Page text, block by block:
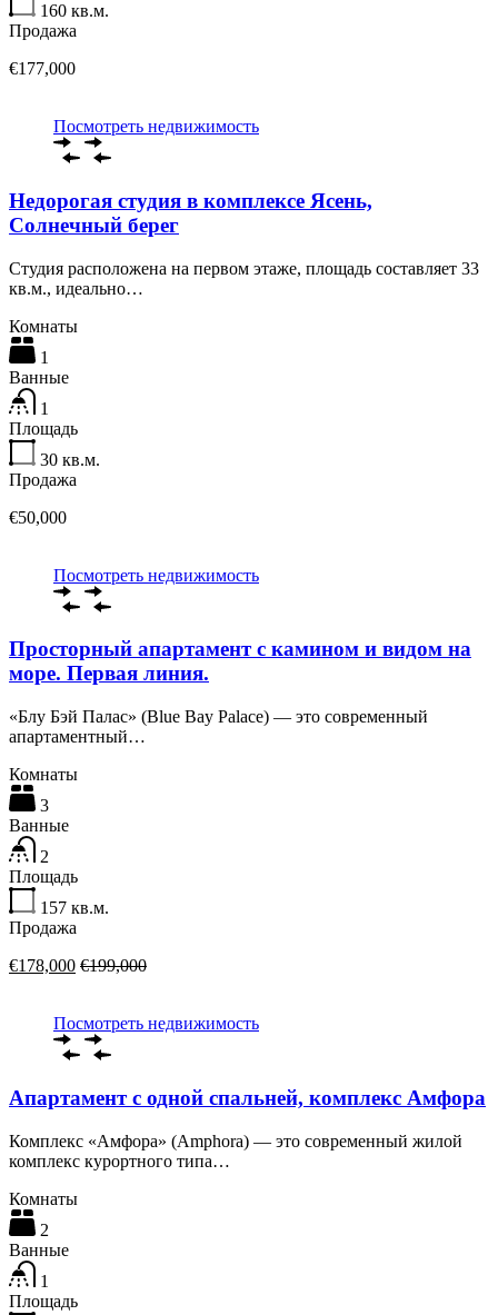
160 кв.м.
Продажа
€177,000
Посмотреть недвижимость
Недорогая студия в комплексе Ясень,
Солнечный берег
Студия расположена на первом этаже, площадь составляет 33
кв.м., идеально…
Комнаты
1
Ванные
1
Площадь
30 кв.м.
Продажа
€50,000
Посмотреть недвижимость
Просторный апартамент с камином и видом на
море. Первая линия.
«Блу Бэй Палас» (Blue Bay Palace) — это современный
апартаментный…
Комнаты
3
Ванные
2
Площадь
157 кв.м.
Продажа
€178,000 €199,000
Посмотреть недвижимость
Апартамент с одной спальней, комплекс Амфора
Комплекс «Амфора» (Amphora) — это современный жилой
комплекс курортного типа…
Комнаты
2
Ванные
1
Площадь